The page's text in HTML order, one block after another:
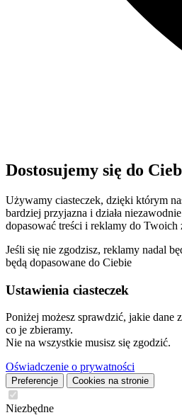
Dostosujemy się do
Używamy ciasteczek, dzięki którym
bardziej przyjazna i działa
dopasować treści i reklamy do Twoich
Jeśli się nie zgodzisz, reklamy nadal
będą dopasowane do Ciebie
Ustawienia ciasteczek
Poniżej możesz sprawdzić, jakie dane
co je zbieramy.
Nie na wszystkie musisz się zgodzić.
Oświadczenie o prywatności
Preferencje Cookies na stronie
Niezbędne